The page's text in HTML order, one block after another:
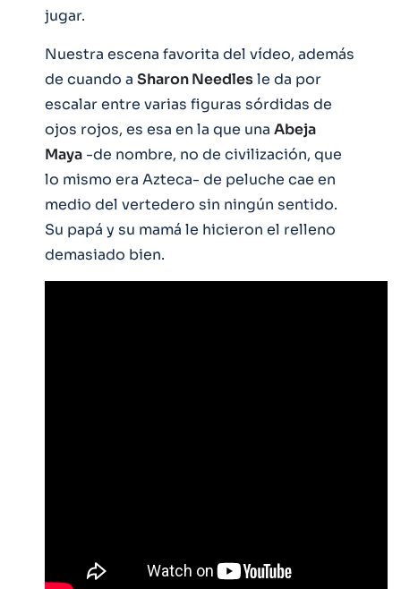
jugar.
Nuestra escena favorita del vídeo, además
de cuando a Sharon Needlesle da por
escalar entre varias figuras sórdidas de
ojos rojos, es esa en la que una Abeja
Maya -de nombre, no de civilización, que
lo mismo era Azteca- de peluche cae en
medio del vertedero sin ningún sentido.
Su papá y su mamá le hicieron el relleno
demasiado bien.